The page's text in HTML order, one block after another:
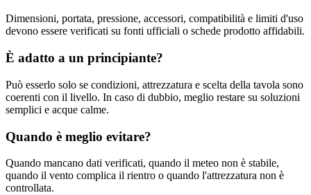
Dimensioni, portata, pressione, accessori, compatibilità e limiti d'uso
devono essere verificati su fonti ufficiali o schede prodotto affidabili.
È adatto a un principiante?
Può esserlo solo se condizioni, attrezzatura e scelta della tavola sono
coerenti con il livello. In caso di dubbio, meglio restare su soluzioni
semplici e acque calme.
Quando è meglio evitare?
Quando mancano dati verificati, quando il meteo non è stabile,
quando il vento complica il rientro o quando l'attrezzatura non è
controllata.